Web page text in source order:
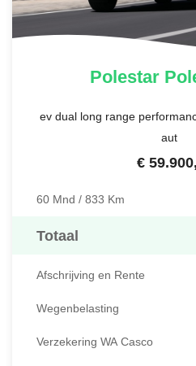
Polestar
ev dual long range
aut
€ 59.900
60 Mnd / 833 Km
Totaal
Afschrijving en Rente
Wegenbelasting
Verzekering WA Casco